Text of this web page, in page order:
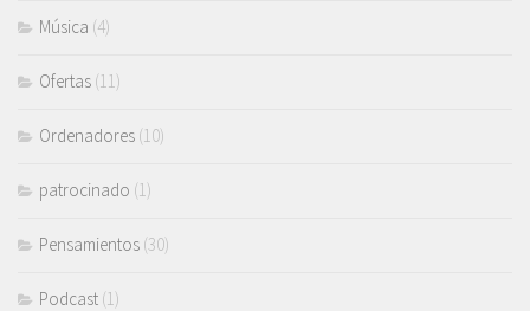
Música (4)
Ofertas (11)
Ordenadores (10)
patrocinado (1)
Pensamientos (30)
Podcast (1)